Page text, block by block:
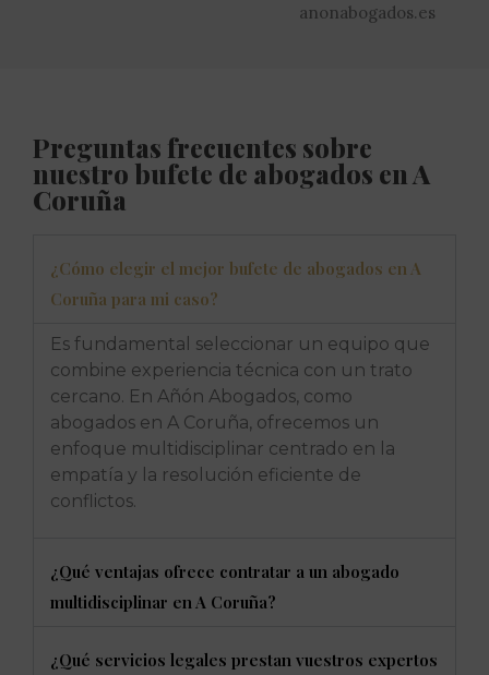
anonabogados.es
Preguntas frecuentes sobre
nuestro bufete de abogados en A
Coruña
¿Cómo elegir el mejor bufete de abogados en A
Coruña para mi caso?
Es fundamental seleccionar un equipo que
combine experiencia técnica con un trato
cercano. En Añón Abogados, como
abogados en A Coruña, ofrecemos un
enfoque multidisciplinar centrado en la
empatía y la resolución eficiente de
conflictos.
¿Qué ventajas ofrece contratar a un abogado
multidisciplinar en A Coruña?
¿Qué servicios legales prestan vuestros expertos